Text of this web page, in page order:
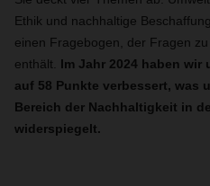
Ethik und nachhaltige
einen Fragebogen, der Fragen
enthält.
Im Jahr 2024 haben wir
auf 58 Punkte verbessert, was
Bereich der Nachhaltigkeit in
widerspiegelt.